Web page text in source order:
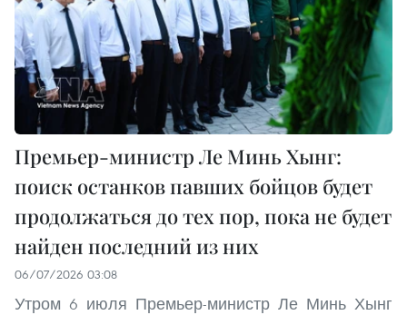
Премьер-министр Ле Минь Хынг:
поиск останков павших бойцов будет
продолжаться до тех пор, пока не будет
найден последний из них
06/07/2026 03:08
Утром 6 июля Премьер-министр Ле Минь Хынг